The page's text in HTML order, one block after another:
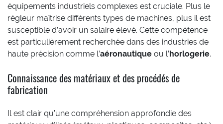
équipements industriels complexes est cruciale. Plus le
régleur maîtrise différents types de machines, plus il est
susceptible d’avoir un salaire élevé. Cette compétence
est particulièrement recherchée dans des industries de
haute précision comme l’aéronautique ou l’horlogerie.
Connaissance des matériaux et des procédés de
fabrication
Il est clair qu’une compréhension approfondie des